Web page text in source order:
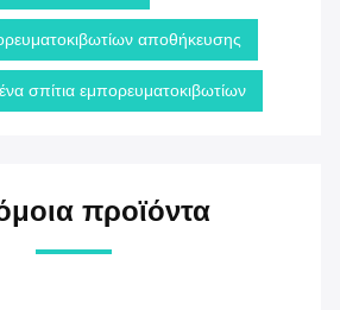
αποθήκευσης
σπίτια εμπορευματοκιβωτίων
προϊόντα